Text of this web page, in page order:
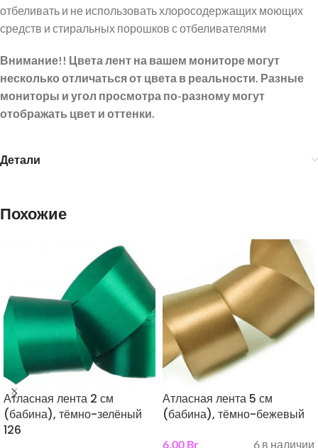
отбеливать и не использовать хлоросодержащих моющих
средств и стиральных порошков с отбеливателями
Внимание!! Цвета лент на вашем мониторе могут
несколько отличаться от цвета в реальности. Разные
мониторы и угол просмотра по-разному могут
отображать цвет и оттенки.
Детали
Похожие
Атласная лента 2 см
(бабина), тёмно-зелёный
126
Атласная лента 5 см
(бабина), тёмно-бежевый
6.00 Br 6 в наличии